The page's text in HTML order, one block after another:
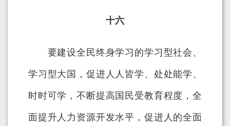
十六
要建设全民终身学习的学习型社会、
学习型大国，促进人人皆学、处处能学、
时时可学，不断提高国民受教育程度，全
面提升人力资源开发水平，促进人的全面